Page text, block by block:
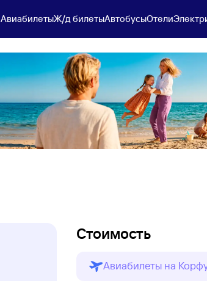
АвиабилетыЖ/д билетыАвтобусыОтели
Стоимость
Авиабилеты на